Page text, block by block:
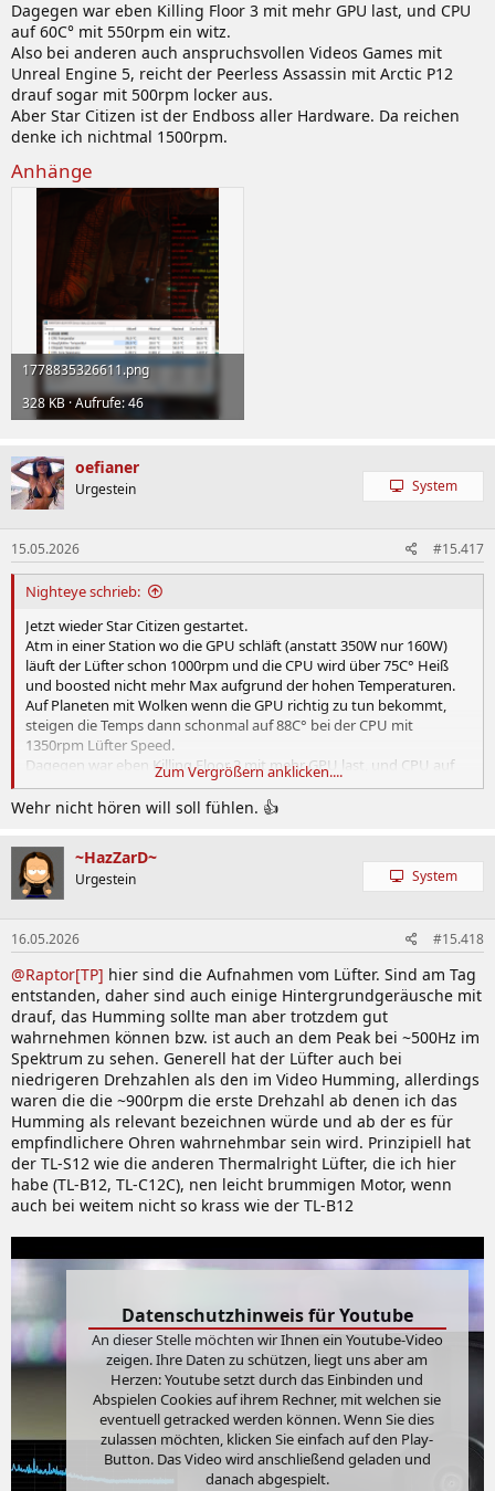
Dagegen war eben Killing Floor 3 mit mehr GPU last, und CPU
auf 60C° mit 550rpm ein witz.
Also bei anderen auch anspruchsvollen Videos Games mit
Unreal Engine 5, reicht der Peerless Assassin mit Arctic P12
drauf sogar mit 500rpm locker aus.
Aber Star Citizen ist der Endboss aller Hardware. Da reichen
denke ich nichtmal 1500rpm.
Anhänge
1778835326611.png
328 KB · Aufrufe: 46
oefianer
Urgestein System
15.05.2026 #15.417
Nighteye schrieb:
Jetzt wieder Star Citizen gestartet.
Atm in einer Station wo die GPU schläft (anstatt 350W nur 160W)
läuft der Lüfter schon 1000rpm und die CPU wird über 75C° Heiß
und boosted nicht mehr Max aufgrund der hohen Temperaturen.
Auf Planeten mit Wolken wenn die GPU richtig zu tun bekommt,
steigen die Temps dann schonmal auf 88C° bei der CPU mit
1350rpm Lüfter Speed.
Dagegen war eben Killing Floor 3 mit mehr GPU last, und CPU auf
60C° mit 550rpm ein witz.
Also bei anderen auch anspruchsvollen Videos Games mit Unreal
500rpm locker aus.
Aber Star Citizen ist der Endboss aller Hardware. Da reichen denke
ich nichtmal 1500rpm.
Zum Vergrößern anklicken....
Wehr nicht hören will soll fühlen. 👍
~HazZarD~
Urgestein System
16.05.2026 #15.418
@Raptor[TP] hier sind die Aufnahmen vom Lüfter. Sind am Tag
entstanden, daher sind auch einige Hintergrundgeräusche mit
drauf, das Humming sollte man aber trotzdem gut
wahrnehmen können bzw. ist auch an dem Peak bei ~500Hz im
Spektrum zu sehen. Generell hat der Lüfter auch bei
niedrigeren Drehzahlen als den im Video Humming, allerdings
waren die die ~900rpm die erste Drehzahl ab denen ich das
Humming als relevant bezeichnen würde und ab der es für
empfindlichere Ohren wahrnehmbar sein wird. Prinzipiell hat
der TL-S12 wie die anderen Thermalright Lüfter, die ich hier
habe (TL-B12, TL-C12C), nen leicht brummigen Motor, wenn
auch bei weitem nicht so krass wie der TL-B12
Datenschutzhinweis für Youtube
An dieser Stelle möchten wir Ihnen ein Youtube-Video
zeigen. Ihre Daten zu schützen, liegt uns aber am
Herzen: Youtube setzt durch das Einbinden und
Abspielen Cookies auf ihrem Rechner, mit welchen sie
eventuell getracked werden können. Wenn Sie dies
zulassen möchten, klicken Sie einfach auf den Play-
Button. Das Video wird anschließend geladen und
danach abgespielt.